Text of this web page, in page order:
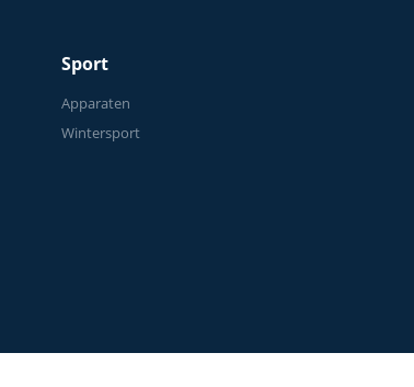
Sport
Apparaten
Wintersport